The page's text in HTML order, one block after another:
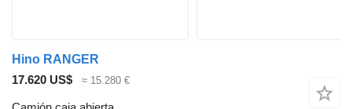
Hino RANGER
17.620 US$
≈ 15.280 €